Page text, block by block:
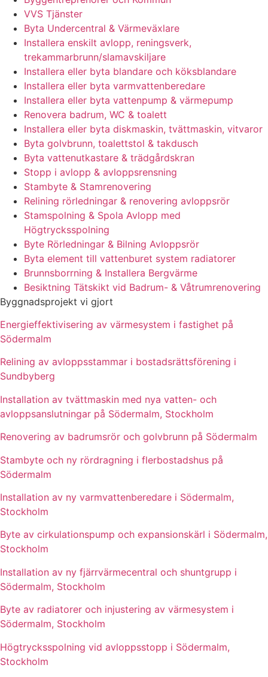
VVS Tjänster
Byta Undercentral & Värmeväxlare
Installera enskilt avlopp, reningsverk,
trekammarbrunn/slamavskiljare
Installera eller byta blandare och köksblandare
Installera eller byta varmvattenberedare
Installera eller byta vattenpump & värmepump
Renovera badrum, WC & toalett
Installera eller byta diskmaskin, tvättmaskin, vitvaror
Byta golvbrunn, toalettstol & takdusch
Byta vattenutkastare & trädgårdskran
Stopp i avlopp & avloppsrensning
Stambyte & Stamrenovering
Relining rörledningar & renovering avloppsrör
Stamspolning & Spola Avlopp med
Högtrycksspolning
Byte Rörledningar & Bilning Avloppsrör
Byta element till vattenburet system radiatorer
Brunnsborrning & Installera Bergvärme
Besiktning Tätskikt vid Badrum- & Våtrumrenovering
Byggnadsprojekt vi gjort
Energieffektivisering av värmesystem i fastighet på
Södermalm
Relining av avloppsstammar i bostadsrättsförening i
Sundbyberg
Installation av tvättmaskin med nya vatten- och
avloppsanslutningar på Södermalm, Stockholm
Renovering av badrumsrör och golvbrunn på Södermalm
Stambyte och ny rördragning i flerbostadshus på
Södermalm
Installation av ny varmvattenberedare i Södermalm,
Stockholm
Byte av cirkulationspump och expansionskärl i Södermalm,
Stockholm
Installation av ny fjärrvärmecentral och shuntgrupp i
Södermalm, Stockholm
Byte av radiatorer och injustering av värmesystem i
Södermalm, Stockholm
Högtrycksspolning vid avloppsstopp i Södermalm,
Stockholm